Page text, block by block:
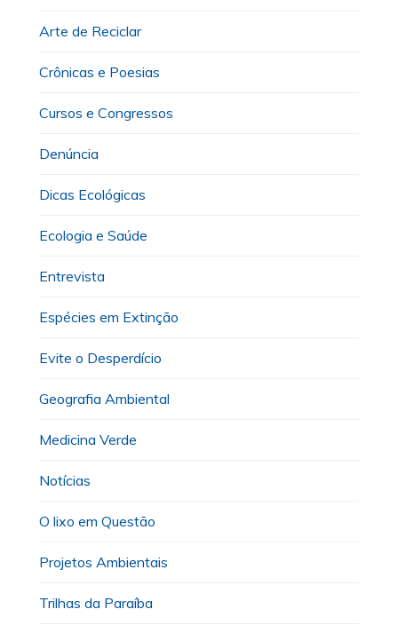
Arte de Reciclar
Crônicas e Poesias
Cursos e Congressos
Denúncia
Dicas Ecológicas
Ecologia e Saúde
Entrevista
Espécies em Extinção
Evite o Desperdício
Geografia Ambiental
Medicina Verde
Notícias
O lixo em Questão
Projetos Ambientais
Trilhas da Paraíba